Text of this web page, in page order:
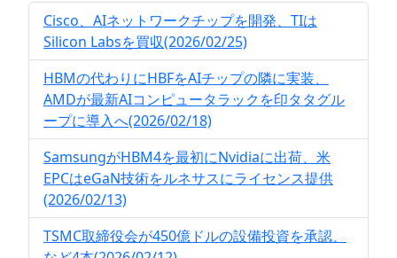
Cisco、AIネットワークチップを開発、TIは
Silicon Labsを買収(2026/02/25)
HBMの代わりにHBFをAIチップの隣に実装、
AMDが最新AIコンピュータラックを印タタグル
ープに導入へ(2026/02/18)
SamsungがHBM4を最初にNvidiaに出荷、米
EPCはeGaN技術をルネサスにライセンス提供
(2026/02/13)
TSMC取締役会が450億ドルの設備投資を承認、